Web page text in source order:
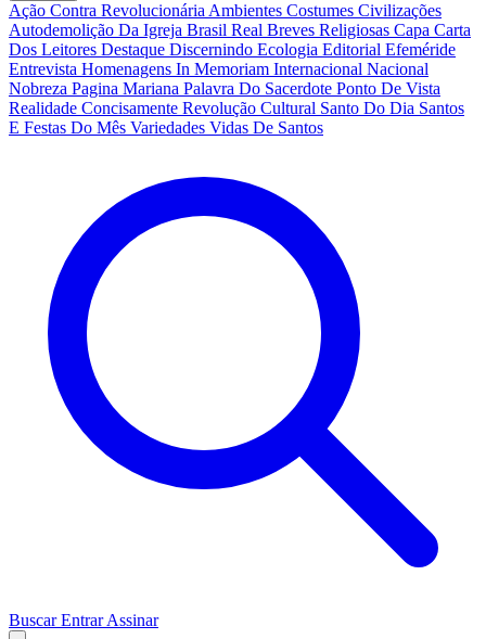
Ação Contra Revolucionária Ambientes Costumes Civilizações
Autodemolição Da Igreja Brasil Real Breves Religiosas Capa Carta
Dos Leitores Destaque Discernindo Ecologia Editorial Efeméride
Entrevista Homenagens In Memoriam Internacional Nacional
Nobreza Pagina Mariana Palavra Do Sacerdote Ponto De Vista
Realidade Concisamente Revolução Cultural Santo Do Dia Santos
E Festas Do Mês Variedades Vidas De Santos
BuscarEntrarAssinar